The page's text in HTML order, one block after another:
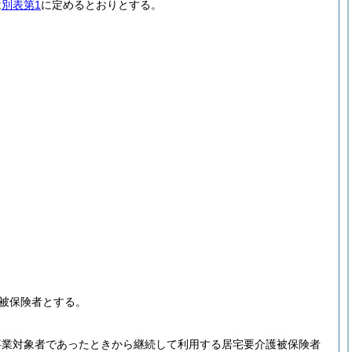
別表第1 に定めるとおりとする。
保険者とする。
対象者であったときから継続して利用する居宅要介護被保険者